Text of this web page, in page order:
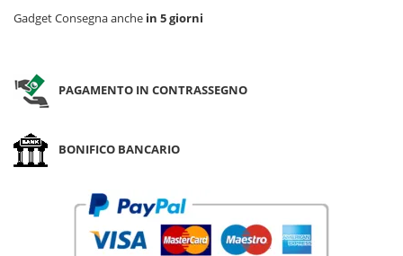
Gadget Consegna anche in 5 giorni
PAGAMENTO IN CONTRASSEGNO
BONIFICO BANCARIO